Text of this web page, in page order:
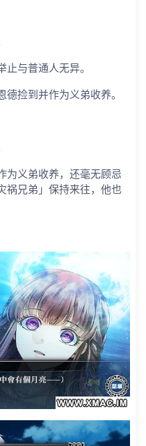
与普通人无异。
捡到并作为义弟收养。
为义弟收养，还毫无顾忌
祸兄弟」保持来往，他也